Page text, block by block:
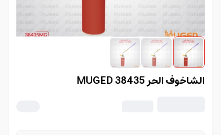
الشاخوف الحر 38435 MUGED